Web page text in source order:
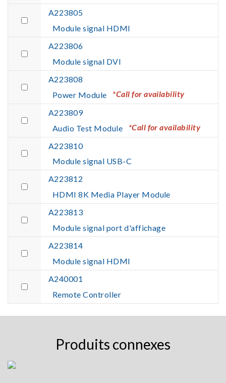
A223805
Module signal HDMI
A223806
Module signal DVI
A223808
Power Module
*Call for availability
A223809
Audio Test Module
*Call for availability
A223810
Module signal USB-C
A223812
HDMI 8K Media Player Module
A223813
Module signal port d'affichage
A223814
Module signal HDMI
A240001
Remote Controller
Produits connexes